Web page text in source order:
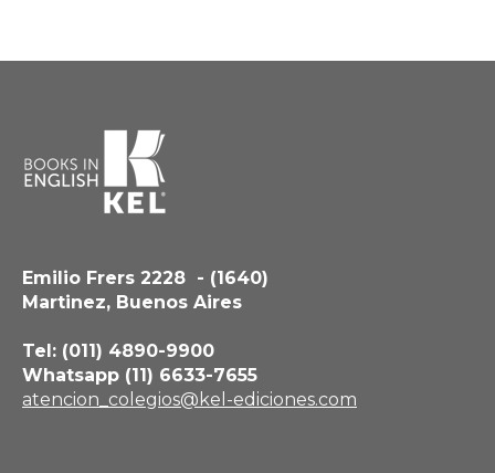
Emilio Frers 2228 - (1640)
Martinez, Buenos Aires
Tel: (011) 4890-9900
Whatsapp (11) 6633-7655
atencion_colegios@kel-ediciones.com